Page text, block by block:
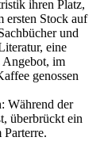
ihren Platz,
ersten Stock auf
und
eine
Angebot, im
genossen
Während der
überbrückt ein